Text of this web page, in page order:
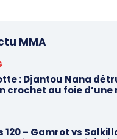
MMA
: Djantou Nana
crochet au foie
120 – Gamrot vs